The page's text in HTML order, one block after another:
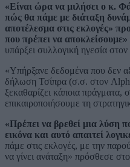
«Είναι ώρα να μιλήσει ο κ.
πώς θα πάμε με διάταξη
αποτέλεσμα στις εκλογές»
που πρέπει να αποκλείσουμε»
υπάρξει συλλογική ηγεσία
«Υπήρξανε δεδομένα που δεν
δήλωση Τσίπρα (σ.σ. στον
ξεκαθαρίζει κάποια πράγματα,
επικαιροποιήσουμε τη
«Πρέπει να βρεθεί μια λύση
εικόνα και αυτό απαιτεί
πάμε στις εκλογές, με την
να γίνει ανάταξη» πρόσθεσε